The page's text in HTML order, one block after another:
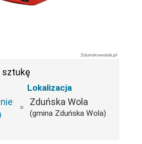
sztukę
Lokalizacja
Zduńska Wola
(gmina Zduńska Wola)